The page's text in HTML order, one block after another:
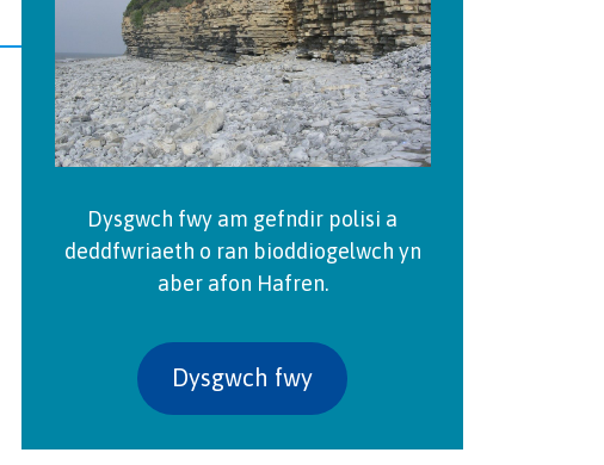
Dysgwch fwy am gefndir polisi a
deddfwriaeth o ran bioddiogelwch yn
aber afon Hafren.
Dysgwch fwy